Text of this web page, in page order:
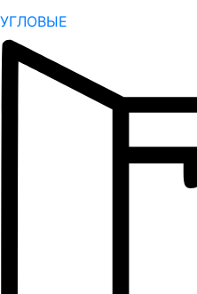
УГЛОВЫЕ